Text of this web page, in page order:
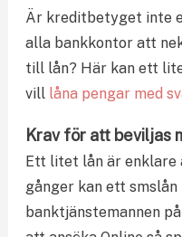
Är kreditbetyget inte
alla bankkontor att
till lån? Här kan ett
vill låna pengar med
Krav för att beviljas
Ett litet lån är enklare
gånger kan ett
banktjänstemannen